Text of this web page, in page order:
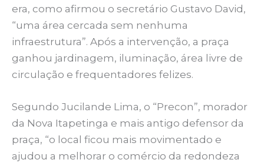
era, como afirmou o secretário Gustavo David,
“uma área cercada sem nenhuma
infraestrutura”. Após a intervenção, a praça
ganhou jardinagem, iluminação, área livre de
circulação e frequentadores felizes.
Segundo Jucilande Lima, o “Precon”, morador
da Nova Itapetinga e mais antigo defensor da
praça, “o local ficou mais movimentado e
ajudou a melhorar o comércio da redondeza